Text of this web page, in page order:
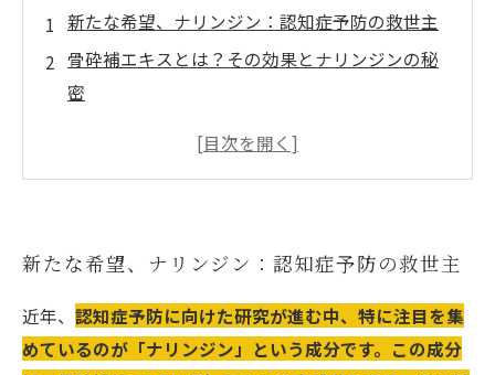
新たな希望、ナリンジン：認知症予防の救世主
骨砕補エキスとは？その効果とナリンジンの秘
密
科学が証明する、ナリンジンの認知機能改善効
ラックス効果も
健康的な未来へ：ナリンジンを取り入れた生活
スタイル
新たな希望、ナリンジン：認知症予防の救世主
近年、 認知症予防に向けた研究が進む中、特に注目を集
めているのが「ナリンジン」という成分です。この成分